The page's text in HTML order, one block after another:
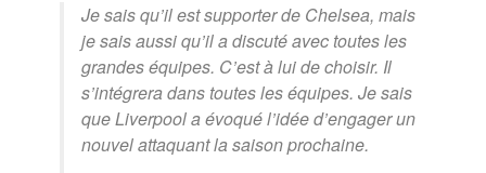
Je sais qu’il est supporter de Chelsea, mais
je sais aussi qu’il a discuté avec toutes les
grandes équipes. C’est à lui de choisir. Il
s’intégrera dans toutes les équipes. Je sais
que Liverpool a évoqué l’idée d’engager un
nouvel attaquant la saison prochaine.